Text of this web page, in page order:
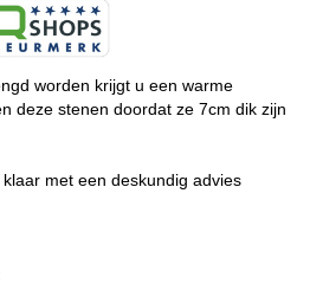
worden krijgt u een warme
deze stenen doordat ze 7cm dik zijn
met een deskundig advies